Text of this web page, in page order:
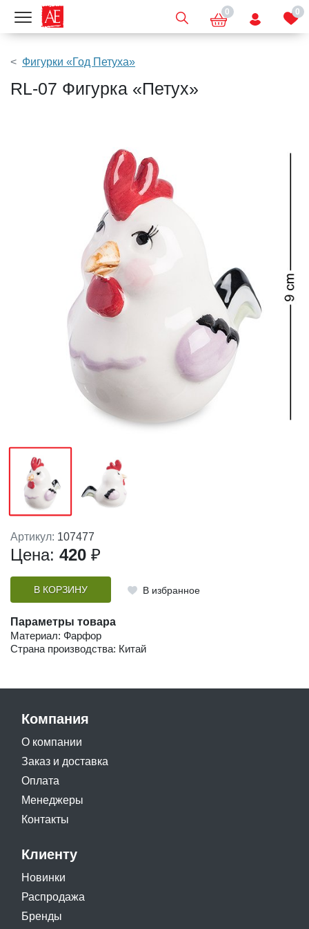
Показать меню 0 0
Фигурки «Год Петуха»
RL-07 Фигурка «Петух»
Артикул: 107477
Цена: 420 ₽
В КОРЗИНУ В избранное
Параметры товара
Материал: Фарфор
Страна производства: Китай
Компания
О компании
Заказ и доставка
Оплата
Менеджеры
Контакты
Клиенту
Новинки
Распродажа
Бренды